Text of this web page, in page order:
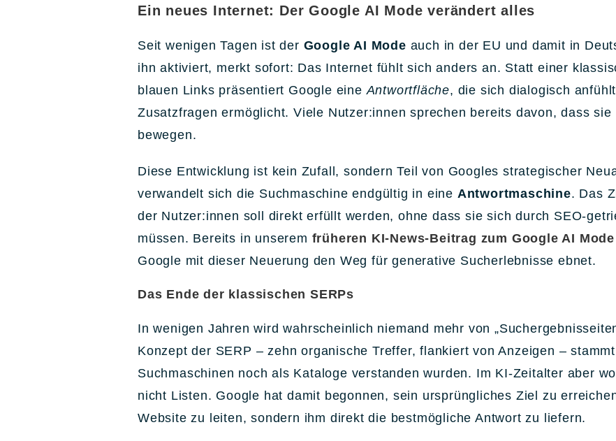
Ein neues Internet: Der Google AI Mode verändert alles
Seit wenigen Tagen ist der Google AI Mode auch in der EU und damit in
ihn aktiviert, merkt sofort: Das Internet fühlt sich anders an. Statt einer
blauen Links präsentiert Google eine Antwortfläche, die sich dialogisch
Zusatzfragen ermöglicht. Viele Nutzer:innen sprechen bereits davon, dass sie
bewegen.
Diese Entwicklung ist kein Zufall, sondern Teil von Googles strategischer
verwandelt sich die Suchmaschine endgültig in eine Antwortmaschine. Das
der Nutzer:innen soll direkt erfüllt werden, ohne dass sie sich durch SEO-
müssen. Bereits in unserem früheren KI-News-Beitrag zum Google AI Mode
Google mit dieser Neuerung den Weg für generative Sucherlebnisse ebnet.
Das Ende der klassischen SERPs
In wenigen Jahren wird wahrscheinlich niemand mehr von
Konzept der SERP – zehn organische Treffer, flankiert von Anzeigen –
Suchmaschinen noch als Kataloge verstanden wurden. Im KI-Zeitalter aber
nicht Listen. Google hat damit begonnen, sein ursprüngliches Ziel zu
Website zu leiten, sondern ihm direkt die bestmögliche Antwort zu liefern.